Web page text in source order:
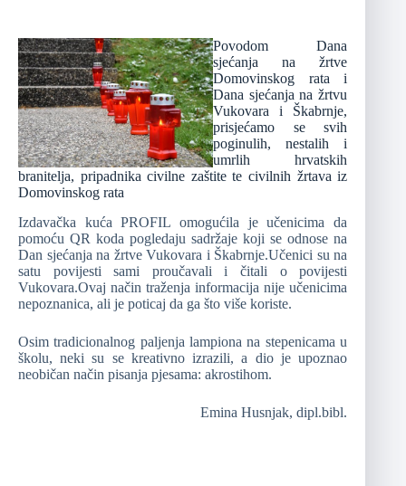
Povodom Dana
sjećanja na žrtve
Domovinskog rata i
Dana sjećanja na žrtvu
Vukovara i Škabrnje,
prisjećamo se svih
poginulih, nestalih i
umrlih hrvatskih
branitelja, pripadnika civilne zaštite te civilnih žrtava iz
Domovinskog rata
Izdavačka kuća PROFIL omogućila je učenicima da
pomoću QR koda pogledaju sadržaje koji se odnose na
Dan sjećanja na žrtve Vukovara i Škabrnje.Učenici su na
satu povijesti sami proučavali i čitali o povijesti
Vukovara.Ovaj način traženja informacija nije učenicima
nepoznanica, ali je poticaj da ga što više koriste.
Osim tradicionalnog paljenja lampiona na stepenicama u
školu, neki su se kreativno izrazili, a dio je upoznao
neobičan način pisanja pjesama: akrostihom.
Emina Husnjak, dipl.bibl.